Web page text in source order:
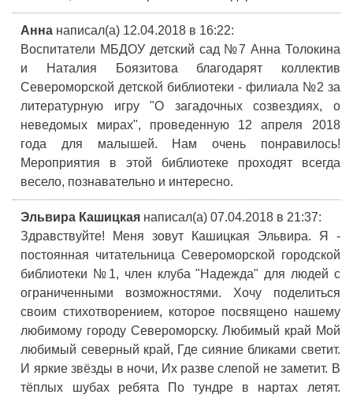
Анна написал(а) 12.04.2018 в 16:22:
Воспитатели МБДОУ детский сад №7 Анна Толокина
и Наталия Боязитова благодарят коллектив
Североморской детской библиотеки - филиала №2 за
литературную игру "О загадочных созвездиях, о
неведомых мирах", проведенную 12 апреля 2018
года для малышей. Нам очень понравилось!
Мероприятия в этой библиотеке проходят всегда
весело, познавательно и интересно.
Эльвира Кашицкая написал(а) 07.04.2018 в 21:37:
Здравствуйте! Меня зовут Кашицкая Эльвира. Я -
постоянная читательница Североморской городской
библиотеки №1, член клуба "Надежда" для людей с
ограниченными возможностями. Хочу поделиться
своим стихотворением, которое посвящено нашему
любимому городу Североморску. Любимый край Мой
любимый северный край, Где сияние бликами светит.
И яркие звёзды в ночи, Их разве слепой не заметит. В
тёплых шубах ребята По тундре в нартах летят.